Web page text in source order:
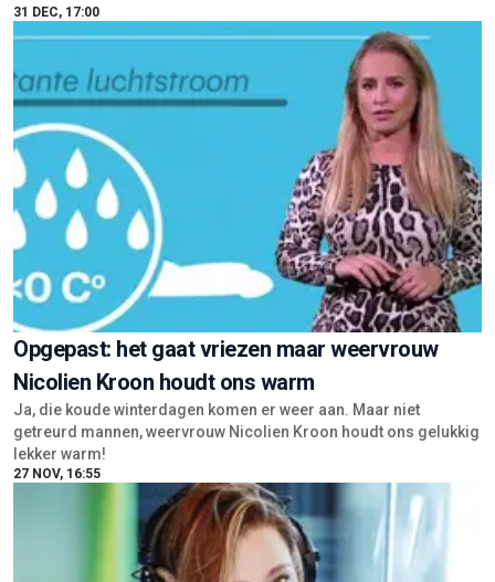
31 DEC, 17:00
Opgepast: het gaat vriezen maar weervrouw
Nicolien Kroon houdt ons warm
Ja, die koude winterdagen komen er weer aan. Maar niet
getreurd mannen, weervrouw Nicolien Kroon houdt ons gelukkig
lekker warm!
27 NOV, 16:55